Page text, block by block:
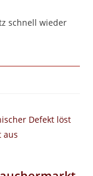
schnell wieder